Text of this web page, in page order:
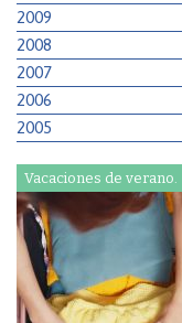
2009
2008
2007
2006
2005
Vacaciones de verano.